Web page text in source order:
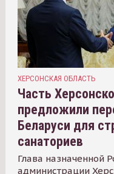
ХЕРСОНСКАЯ ОБЛАСТЬ
Часть
предложили
Беларуси для
санаториев
Глава назначенной
администрации